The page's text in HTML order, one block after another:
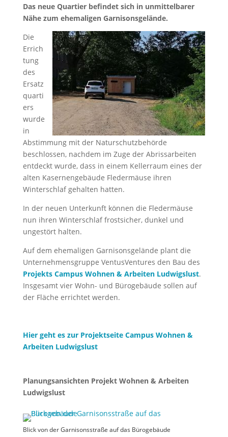
Das neue Quartier befindet sich in unmittelbarer
Nähe zum ehemaligen Garnisonsgelände.
Die
Errich
tung
des
Ersatz
quarti
ers
wurde
in
Abstimmung mit der Naturschutzbehörde
beschlossen, nachdem im Zuge der Abrissarbeiten
entdeckt wurde, dass in einem Kellerraum eines der
alten Kasernengebäude Fledermäuse ihren
Winterschlaf gehalten hatten.
In der neuen Unterkunft können die Fledermäuse
nun ihren Winterschlaf frostsicher, dunkel und
ungestört halten.
Auf dem ehemaligen Garnisonsgelände plant die
Unternehmensgruppe VentusVentures den Bau des
Projekts Campus Wohnen & Arbeiten Ludwigslust.
Insgesamt vier Wohn- und Bürogebäude sollen auf
der Fläche errichtet werden.
Hier geht es zur Projektseite Campus Wohnen &
Arbeiten Ludwigslust
Planungsansichten Projekt Wohnen & Arbeiten
Ludwigslust
Blick von der Garnisonsstraße auf das Bürogebäude